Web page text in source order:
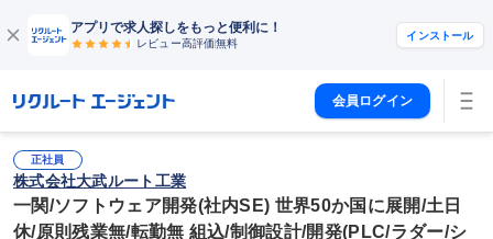
アプリで求人探しをもっと便利に！
レビュー高評価無料
インストール
会員ログイン
正社員
株式会社大武ルート工業
一関/ソフトウェア開発(社内SE) 世界50か国に展開/土日
休/原則残業無/転勤無 組込/制御設計/開発(PLC/ラダー/シ